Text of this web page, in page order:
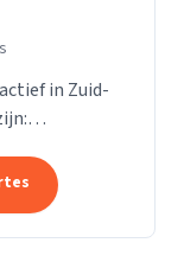
in Zuid-